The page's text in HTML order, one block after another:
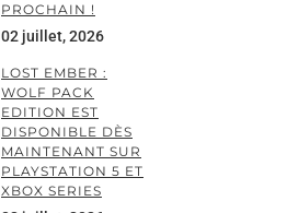
PROCHAIN !
02 juillet, 2026
LOST EMBER :
WOLF PACK
EDITION EST
DISPONIBLE DÈS
MAINTENANT SUR
PLAYSTATION 5 ET
XBOX SERIES